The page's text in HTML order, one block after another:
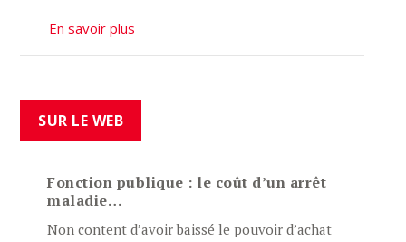
En savoir plus
SUR LE WEB
Fonction publique : le coût d’un arrêt
maladie…
Non content d’avoir baissé le pouvoir d’achat